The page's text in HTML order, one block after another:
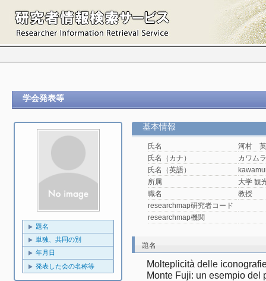
学会発表等
題名
単独、共同の別
年月日
発表した会の名称等
基本情報
氏名
河村
氏名（カナ）
カワム
氏名（英語）
所属
大学 観
職名
教授
researchmap研究者コード
researchmap機関
題名
Molteplicità delle
Monte Fuji: un esempio del